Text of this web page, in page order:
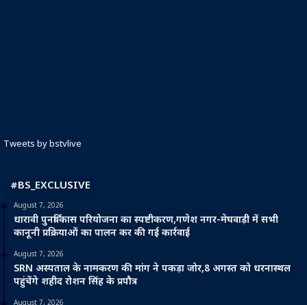
Tweets by bstvlive
#BS_EXCLUSIVE
August 7, 2026
धारावी पुनर्विकास परियोजना का स्पष्टीकरण,गणेश नगर-मेघवाड़ी में सभी
कानूनी प्रक्रियाओं का पालन कर की गई कार्रवाई
August 7, 2026
SRN अस्पताल के नामकरण की मांग ने पकड़ा जोर,8 अगस्त को धरनास्थल
पहुंचेंगे शहीद रोशन सिंह के प्रपौत्र
August 7, 2026